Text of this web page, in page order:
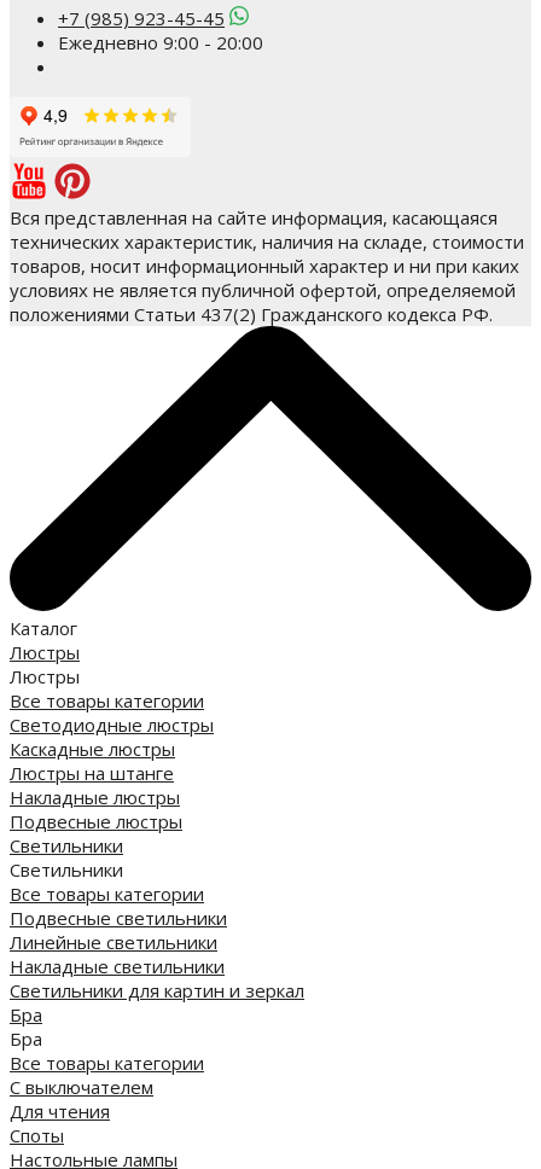
+7 (985) 923-45-45
Ежедневно 9:00 - 20:00
Вся представленная на сайте информация, касающаяся
технических характеристик, наличия на складе, стоимости
товаров, носит информационный характер и ни при каких
условиях не является публичной офертой, определяемой
положениями Статьи 437(2) Гражданского кодекса РФ.
Каталог
Люстры
Люстры
Все товары категории
Светодиодные люстры
Каскадные люстры
Люстры на штанге
Накладные люстры
Подвесные люстры
Светильники
Светильники
Все товары категории
Подвесные светильники
Линейные светильники
Накладные светильники
Светильники для картин и зеркал
Бра
Бра
Все товары категории
С выключателем
Для чтения
Споты
Настольные лампы